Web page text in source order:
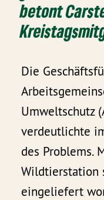
betont
Die
Umweltschutz
verdeutlichte
des Problems.
Wildtierstation
eingeliefert